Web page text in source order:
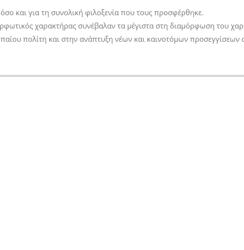
και για τη συνολική φιλοξενία που τους προσφέρθηκε.
χαρακτήρας συνέβαλαν τα μέγιστα στη διαμόρφωση του
πολίτη και στην ανάπτυξη νέων και καινοτόμων προσεγγίσεων